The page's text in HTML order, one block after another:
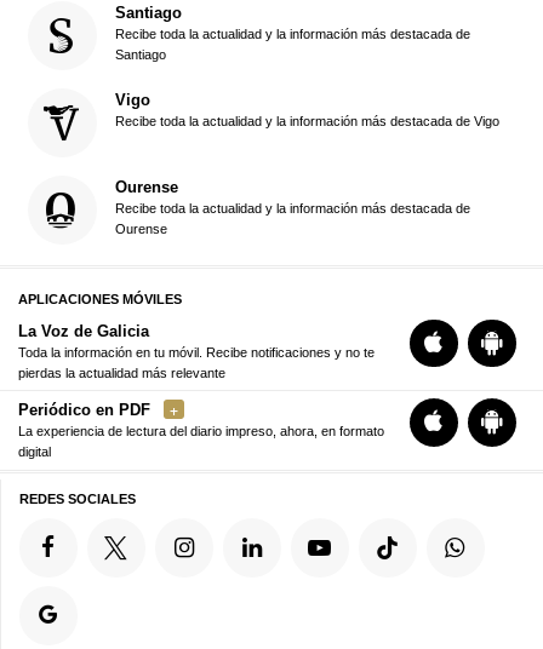
Santiago
Recibe toda la actualidad y la información más destacada de
Santiago
Vigo
Recibe toda la actualidad y la información más destacada de Vigo
Ourense
Recibe toda la actualidad y la información más destacada de
Ourense
APLICACIONES MÓVILES
La Voz de Galicia
Toda la información en tu móvil. Recibe notificaciones y no te
pierdas la actualidad más relevante
Periódico en PDF
La experiencia de lectura del diario impreso, ahora, en formato
digital
REDES SOCIALES